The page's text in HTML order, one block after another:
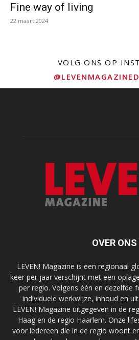
Fine way of living
22 maart 2024
VOLG ONS OP
OVER ONS
LEVEN! Magazine is een regionaal
keer per jaar verschijnt met een
per regio. Volgens één en dezelfde
individuele werkwijze, inhoud en
LEVEN! Magazine uitgegeven in de
Haag en de regio Haarlem. Onze
voor iedereen die in de regio woont